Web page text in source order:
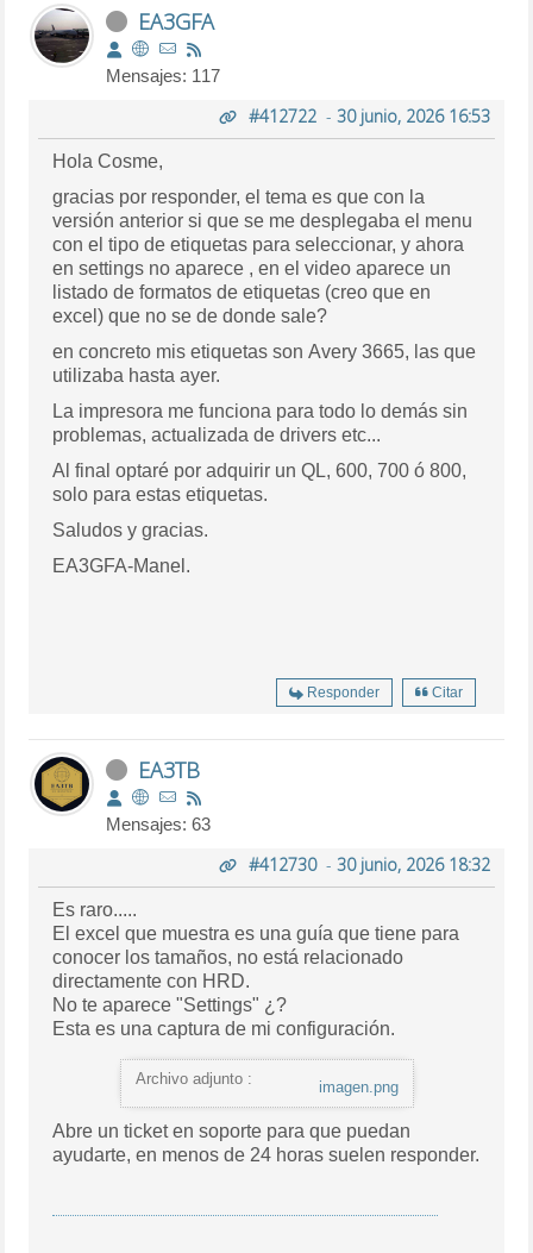
EA3GFA
Mensajes: 117
#412722- 30 junio, 2026 16:53
Hola Cosme,
gracias por responder, el tema es que con la
versión anterior si que se me desplegaba el menu
con el tipo de etiquetas para seleccionar, y ahora
en settings no aparece , en el video aparece un
listado de formatos de etiquetas (creo que en
excel) que no se de donde sale?
en concreto mis etiquetas son Avery 3665, las que
utilizaba hasta ayer.
La impresora me funciona para todo lo demás sin
problemas, actualizada de drivers etc...
Al final optaré por adquirir un QL, 600, 700 ó 800,
solo para estas etiquetas.
Saludos y gracias.
EA3GFA-Manel.
Responder Citar
EA3TB
Mensajes: 63
#412730- 30 junio, 2026 18:32
Es raro.....
El excel que muestra es una guía que tiene para
conocer los tamaños, no está relacionado
directamente con HRD.
No te aparece "Settings" ¿?
Esta es una captura de mi configuración.
Archivo adjunto : imagen.png
Abre un ticket en soporte para que puedan
ayudarte, en menos de 24 horas suelen responder.